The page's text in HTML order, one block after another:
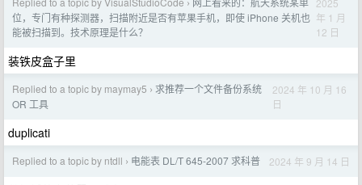
›
位，专门有种探测器，扫描附近是否有苹果手机，即使 iPhone 关机也
能被扫描到。技术原理是什么？
年 1 月
12 日
装铁皮盒子里
Replied to a topic by maymay5 › 求推荐一个文件备份系统
OR 工具
2024 年 10 月 16
日
duplicati
Replied to a topic by ntdll › 电能表 DL/T 645-2007 求科普 2024 年 9 月 14 日